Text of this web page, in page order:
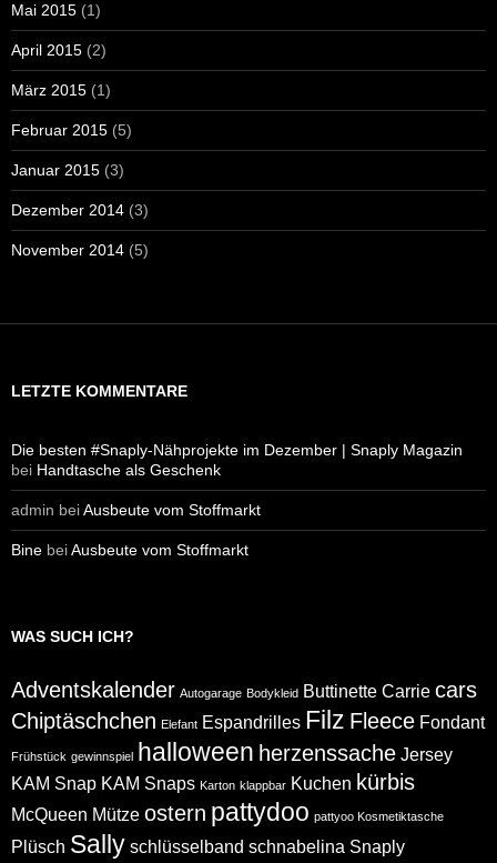
Mai 2015 (1)
April 2015 (2)
März 2015 (1)
Februar 2015 (5)
Januar 2015 (3)
Dezember 2014 (3)
November 2014 (5)
LETZTE KOMMENTARE
Die besten #Snaply-Nähprojekte im Dezember | Snaply Magazin
bei Handtasche als Geschenk
admin beiAusbeute vom Stoffmarkt
Bine beiAusbeute vom Stoffmarkt
WAS SUCH ICH?
Adventskalender Autogarage Bodykleid Buttinette Carrie cars
Chiptäschchen Elefant Espandrilles Filz Fleece Fondant
Frühstück gewinnspiel halloween herzenssache Jersey
KAM Snap KAM Snaps Karton klappbar Kuchen kürbis
McQueen Mütze ostern pattydoo pattyoo Kosmetiktasche
Plüsch Sally schlüsselband schnabelina Snaply